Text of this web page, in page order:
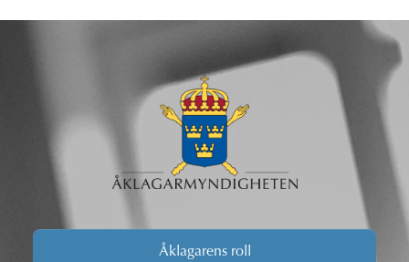
Åklagarens roll